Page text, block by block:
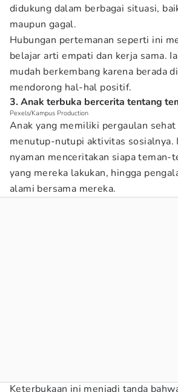
didukung dalam berbagai situasi,
maupun gagal.
Hubungan pertemanan seperti ini
belajar arti empati dan kerja sama.
mudah berkembang karena berada
mendorong hal-hal positif.
3. Anak terbuka bercerita tentang
Pexels/Kampus Production
Anak yang memiliki pergaulan
menutup-nutupi aktivitas sosialnya.
nyaman menceritakan siapa teman-
yang mereka lakukan, hingga
alami bersama mereka.
Keterbukaan ini menjadi tanda